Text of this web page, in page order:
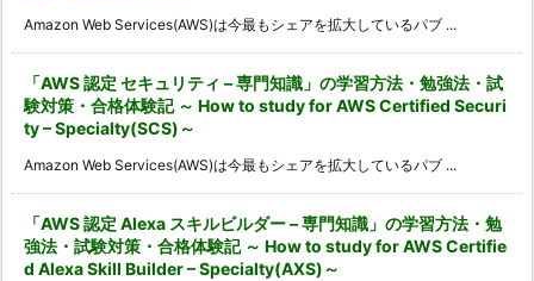
Amazon Web Services(AWS)は今最もシェアを拡大しているパブ ...
「AWS 認定 セキュリティ – 専門知識」の学習方法・勉強法・試
験対策・合格体験記 ～ How to study for AWS Certified Securi
ty – Specialty(SCS)～
Amazon Web Services(AWS)は今最もシェアを拡大しているパブ ...
「AWS 認定 Alexa スキルビルダー – 専門知識」の学習方法・勉
強法・試験対策・合格体験記 ～ How to study for AWS Certifie
d Alexa Skill Builder – Specialty(AXS)～